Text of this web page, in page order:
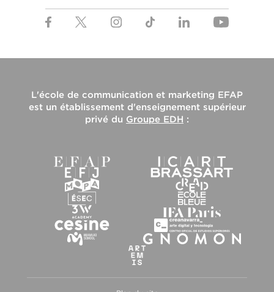
L'école de communication et marketing EFAP
est un établissement d'enseignement supérieur
privé du Groupe EDH :